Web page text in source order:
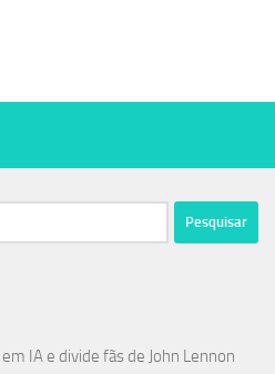
IA e divide fãs de John Lennon